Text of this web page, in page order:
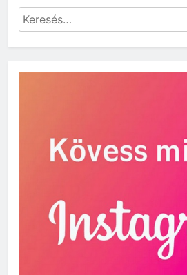
Keresés: